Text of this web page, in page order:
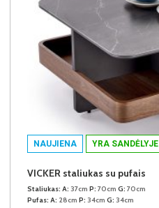
NAUJIENA YRA SANDĖLYJE
VICKER staliukas su pufais
Staliukas: A: 37cm P: 70cm G: 70cm
Pufas: A: 28cm P: 34cm G: 34cm